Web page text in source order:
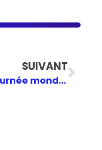
SUIVANT
Journée mondiale des enseignants : La Ministre Valérie Glatigny répond à vos questions